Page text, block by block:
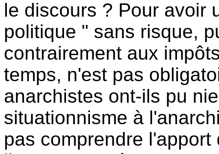
le discours ? Pour avoir
politique " sans risque,
contrairement aux
temps, n'est pas
anarchistes ont-ils pu
situationnisme à
pas comprendre